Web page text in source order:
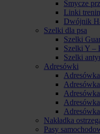
Smycze
Linki
Dwójnik
Szelki dla psa
Szelki
Szelki Y –
Szelki
Adresówki
Nakładka
Pasy